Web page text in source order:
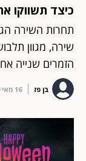
כיצד תשווקו
תחרות השירה
שירה, מגוון
הזמרים שנייה
בן פז 16 מאי 2019